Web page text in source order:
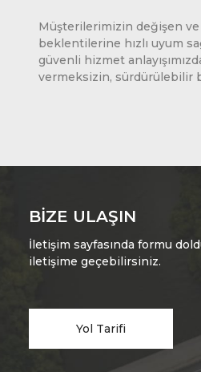
Müşterilerimizin değişen
beklentilerine hızlı uyum
güvenli hizmet
vermeksizin, sürdürülebilir
BIZE ULAŞIN
İletişim sayfasında formu
iletişime geçebilirsiniz.
Yol Tarifi